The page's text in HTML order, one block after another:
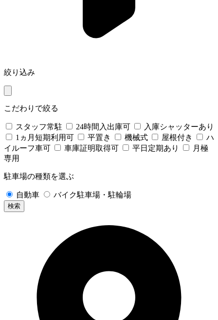
絞り込み
こだわりで絞る
スタッフ常駐 24時間入出庫可
入庫シャッターあり
1ヵ月短期利用可
平置き 機械式 屋根付き
ハ
イルーフ車可
車庫証明取得可 平日定期あり
月極
専用
駐車場の種類を選ぶ
自動車 バイク駐車場・駐輪場
検索